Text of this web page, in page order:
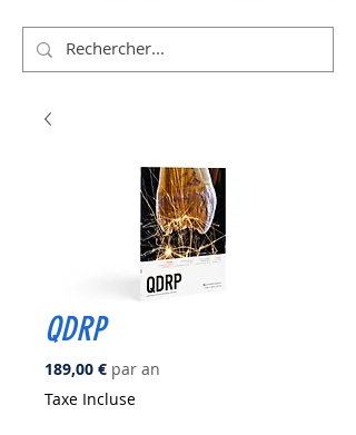
QDRP
189,00 €Prix
par an
Taxe Incluse